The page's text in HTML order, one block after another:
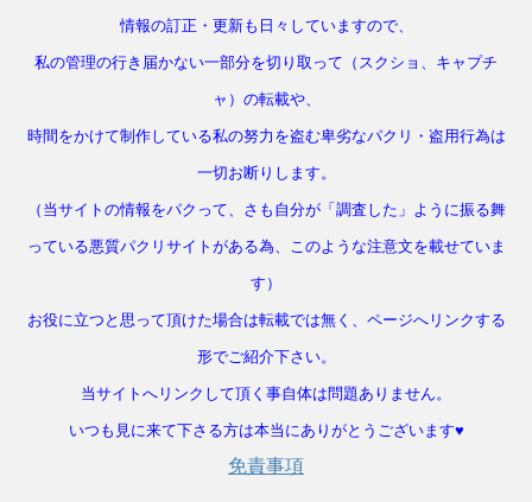
情報の訂正・更新も日々していますので、
私の管理の行き届かない一部分を切り取って（スクショ、キャプチ
ャ）の転載や、
時間をかけて制作している私の努力を盗む卑劣なパクリ・盗用行為は
一切お断りします。
（当サイトの情報をパクって、さも自分が「調査した」ように振る舞
っている悪質パクリサイトがある為、このような注意文を載せていま
す）
お役に立つと思って頂けた場合は転載では無く、ページへリンクする
形でご紹介下さい。
当サイトへリンクして頂く事自体は問題ありません。
いつも見に来て下さる方は本当にありがとうございます♥
免責事項